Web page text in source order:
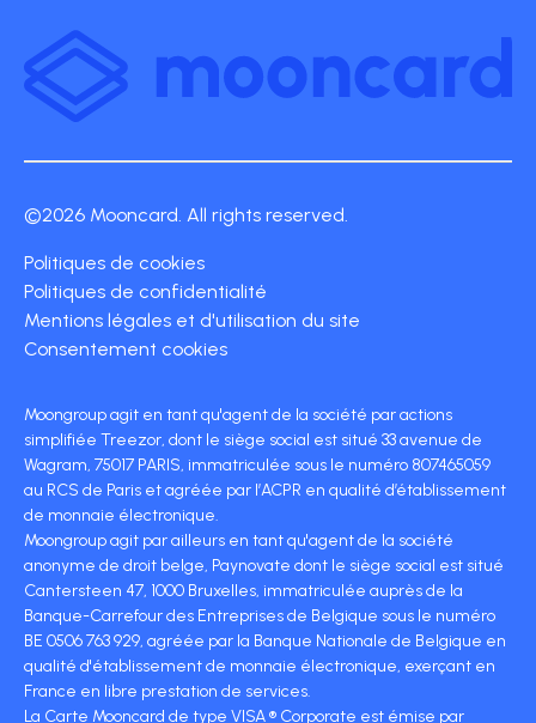
©2026 Mooncard. All rights reserved.
Politiques de cookies
Politiques de confidentialité
Mentions légales et d'utilisation du site
Consentement cookies
Moongroup agit en tant qu'agent de la société par actions
simplifiée Treezor, dont le siège social est situé 33 avenue de
Wagram, 75017 PARIS, immatriculée sous le numéro 807465059
au RCS de Paris et agréée par l’ACPR en qualité d’établissement
de monnaie électronique.
Moongroup agit par ailleurs en tant qu'agent de la société
anonyme de droit belge, Paynovate dont le siège social est situé
Cantersteen 47, 1000 Bruxelles, immatriculée auprès de la
Banque-Carrefour des Entreprises de Belgique sous le numéro
BE 0506 763 929, agréée par la Banque Nationale de Belgique en
qualité d'établissement de monnaie électronique, exerçant en
France en libre prestation de services.
La Carte Mooncard de type VISA ® Corporate est émise par